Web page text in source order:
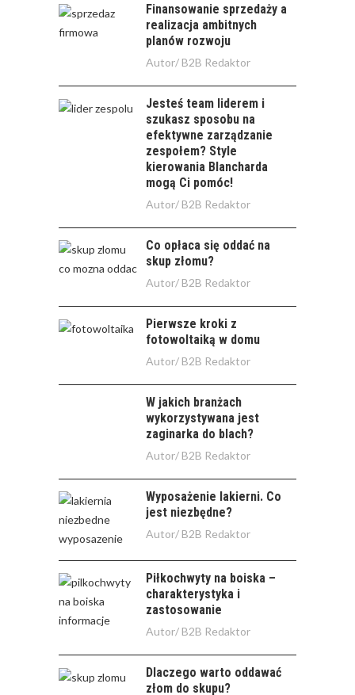
Finansowanie sprzedaży a
realizacja ambitnych
planów rozwoju
Autor/ B2B Redaktor
Jesteś team liderem i
szukasz sposobu na
efektywne zarządzanie
zespołem? Style
kierowania Blancharda
mogą Ci pomóc!
Autor/ B2B Redaktor
Co opłaca się oddać na
skup złomu?
Autor/ B2B Redaktor
Pierwsze kroki z
fotowoltaiką w domu
Autor/ B2B Redaktor
W jakich branżach
wykorzystywana jest
zaginarka do blach?
Autor/ B2B Redaktor
Wyposażenie lakierni. Co
jest niezbędne?
Autor/ B2B Redaktor
Piłkochwyty na boiska –
charakterystyka i
zastosowanie
Autor/ B2B Redaktor
Dlaczego warto oddawać
złom do skupu?